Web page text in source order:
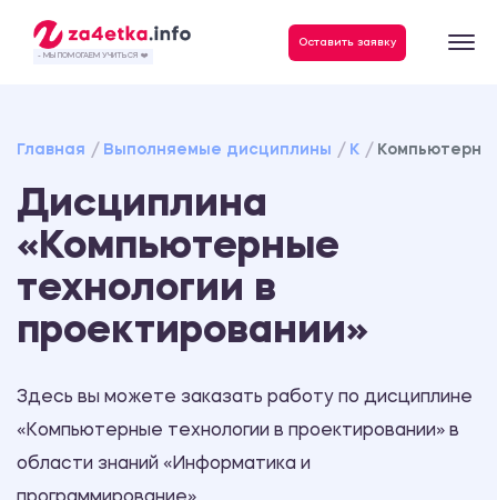
- МЫ ПОМОГАЕМ УЧИТЬСЯ ❤️
Оставить заявку
Главная Выполняемые дисциплины К
Дисциплина
«Компьютерные
технологии в
проектировании»
Здесь вы можете заказать работу по дисциплине
«Компьютерные технологии в проектировании» в
области знаний «Информатика и